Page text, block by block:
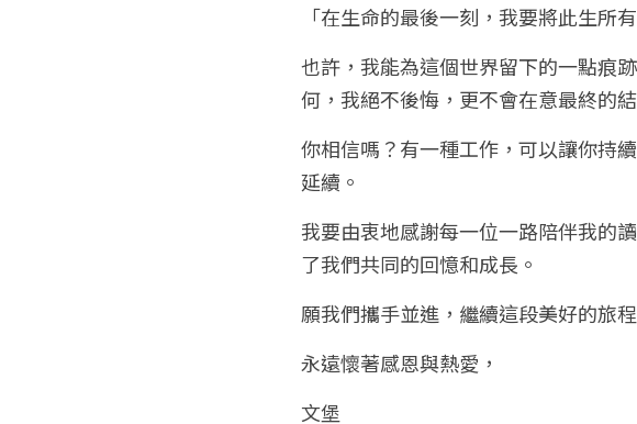
「在生命的最後一刻，我要將此生所
也許，我能為這個世界留下的一點痕
何，我絕不後悔，更不會在意最終的結
你相信嗎？有一種工作，可以讓你持
延續。
我要由衷地感謝每一位一路陪伴我的
了我們共同的回憶和成長。
願我們攜手並進，繼續這段美好的旅
永遠懷著感恩與熱愛，
文堡